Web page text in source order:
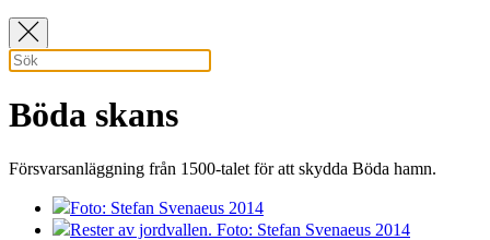
Böda skans
Försvarsanläggning från 1500-talet för att skydda Böda hamn.
Foto: Stefan Svenaeus 2014
Rester av jordvallen. Foto: Stefan Svenaeus 2014